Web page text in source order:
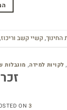
החינוך, קשיי קשב וריכוז,
לקויות למידה, מוגבלות
ON 3 במאי 2021